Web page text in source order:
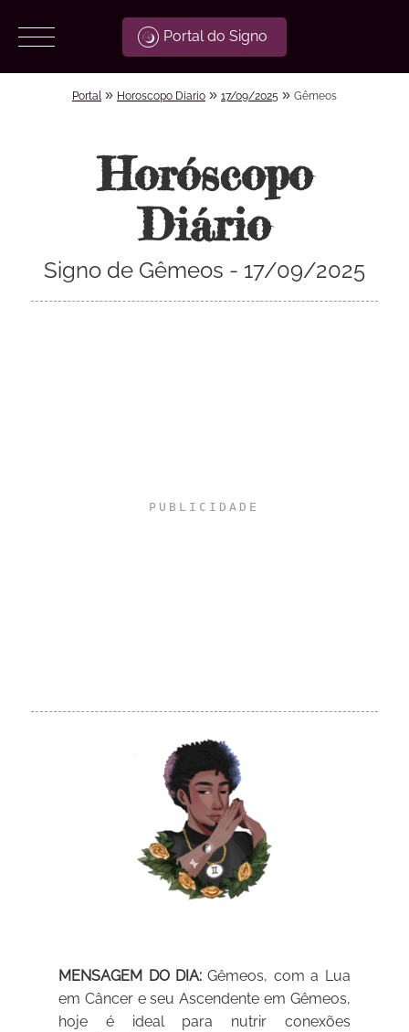
Portal do Signo
Portal » Horoscopo Diario » 17/09/2025 » Gêmeos
Horóscopo
Diário
Signo de Gêmeos - 17/09/2025
MENSAGEM DO DIA: Gêmeos, com a Lua
em Câncer e seu Ascendente em Gêmeos,
hoje é ideal para nutrir conexões